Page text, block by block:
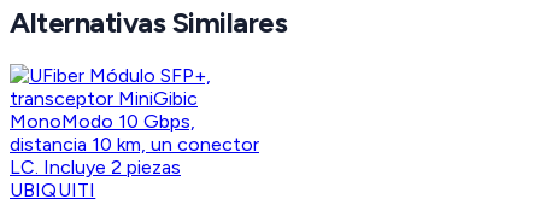
Alternativas Similares
UBIQUITI